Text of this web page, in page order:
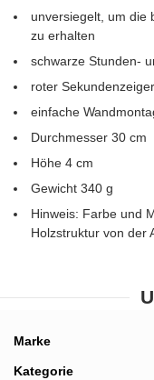
unversiegelt, um die
zu erhalten
schwarze Stunden-
roter Sekundenzeiger
einfache
Durchmesser 30 cm
Höhe 4 cm
Gewicht 340 g
Hinweis: Farbe und
Holzstruktur von der
Details
Marke
Kategorie